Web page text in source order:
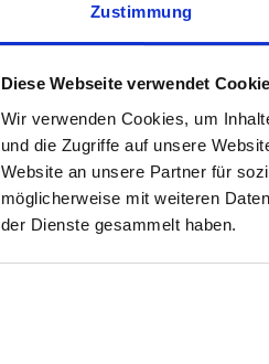
Zustimmung
Diese Webseite verwendet
Wir verwenden Cookies, um
und die Zugriffe auf unsere
Website an unsere Partner für
möglicherweise mit weiteren
der Dienste gesammelt haben.
schwarz 50 —